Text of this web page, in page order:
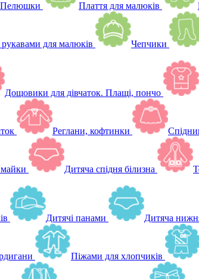
Пелюшки Плаття для малюків
для малюків Чепчики
Дощовики для дівчаток. Плащі, пончо
Реглани, кофтинки
Дитяча спідня білизна
Дитячі панами Дитяча
Піжами для хлопчиків